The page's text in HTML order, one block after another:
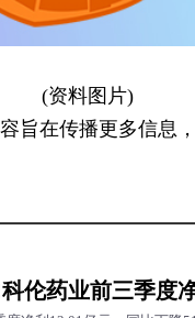
(资料图片)
旨在传播更多信息
伦药业前三季度